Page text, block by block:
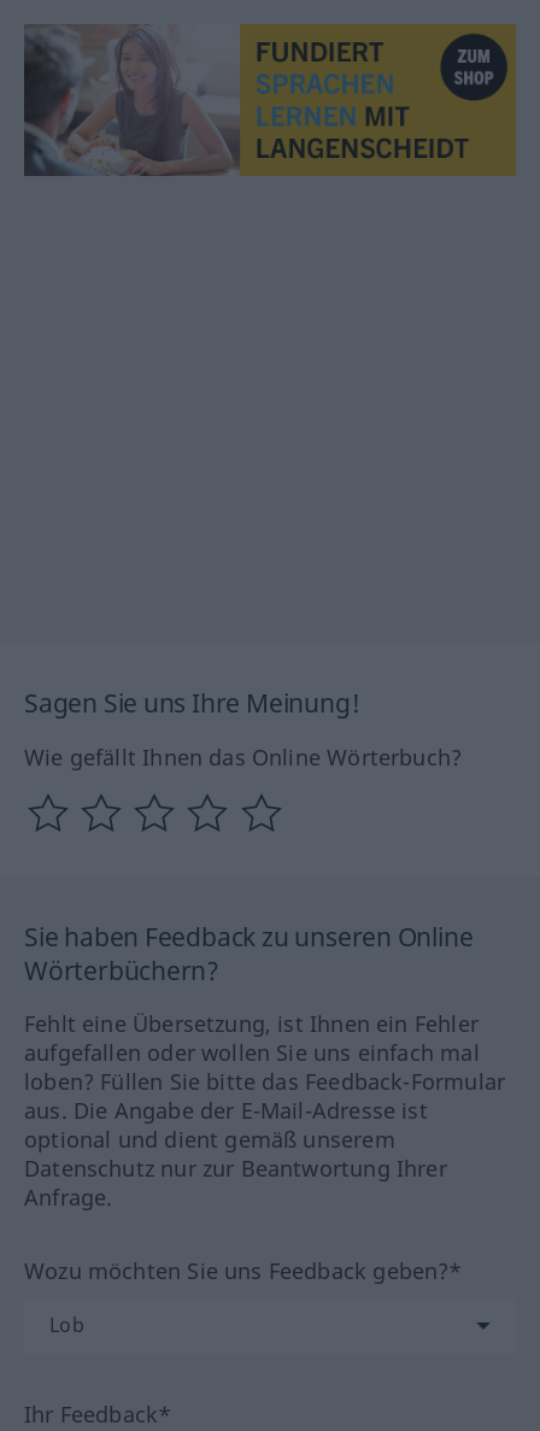
Sagen Sie uns Ihre Meinung!
Wie gefällt Ihnen das Online Wörterbuch?
Sie haben Feedback zu unseren Online
Wörterbüchern?
Fehlt eine Übersetzung, ist Ihnen ein Fehler
aufgefallen oder wollen Sie uns einfach mal
loben? Füllen Sie bitte das Feedback-Formular
aus. Die Angabe der E-Mail-Adresse ist
optional und dient gemäß unserem
Datenschutz nur zur Beantwortung Ihrer
Anfrage.
Wozu möchten Sie uns Feedback geben?*
Ihr Feedback*